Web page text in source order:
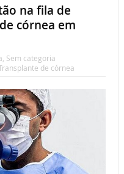
na fila de
córnea em
, Sem categoria
de córnea